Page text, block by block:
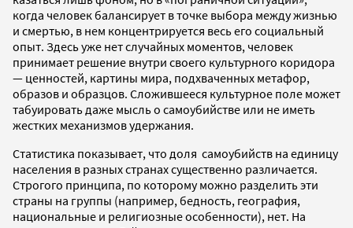
когда человек балансирует в точке выбора между жизнью
и смертью, в нем концентрируется весь его социальный
опыт. Здесь уже нет случайных моментов, человек
принимает решение внутри своего культурного коридора
— ценностей, картины мира, подхваченных метафор,
образов и образцов. Сложившееся культурное поле может
табуировать даже мысль о самоубийстве или не иметь
жестких механизмов удержания.
Статистика показывает, что доля самоубийств на единицу
населения в разных странах существенно различается.
Строгого принципа, по которому можно разделить эти
страны на группы (например, бедность, география,
национальные и религиозные особенности), нет. На